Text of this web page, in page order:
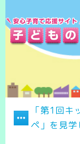
「第1回キ
ペ」を見学